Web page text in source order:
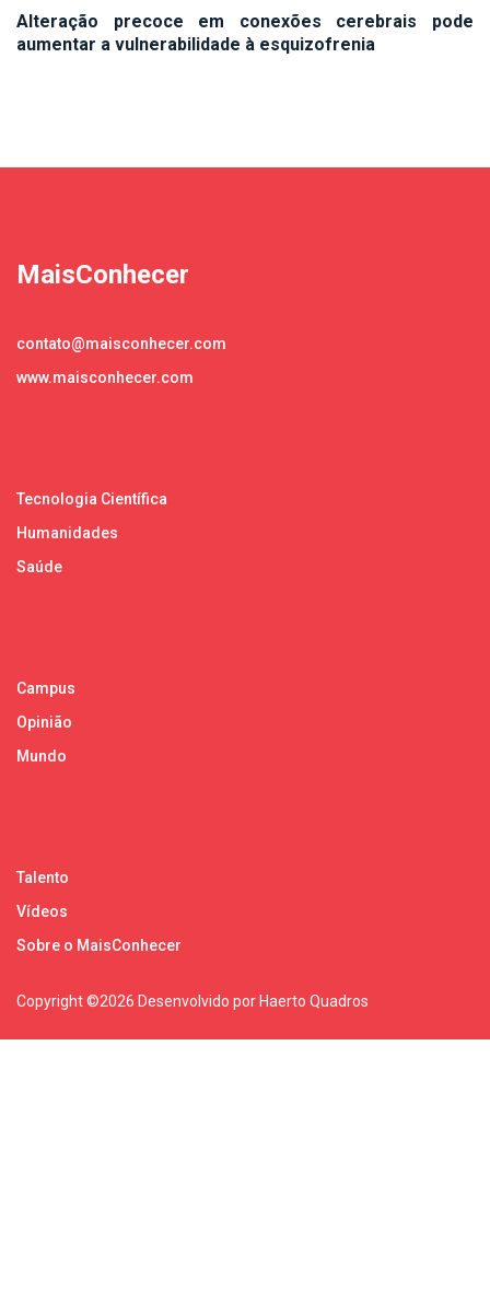
Alteração precoce em conexões cerebrais pode
aumentar a vulnerabilidade à esquizofrenia
MaisConhecer
contato@maisconhecer.com
www.maisconhecer.com
Tecnologia Científica
Humanidades
Saúde
Campus
Opinião
Mundo
Talento
Vídeos
Sobre o MaisConhecer
Copyright ©2026 Desenvolvido por Haerto Quadros